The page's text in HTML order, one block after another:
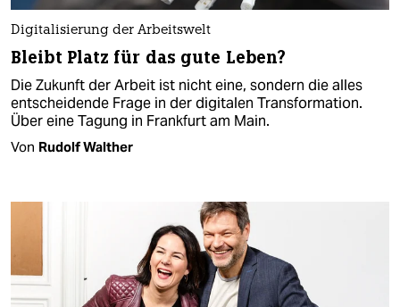
Digitalisierung der Arbeitswelt
Bleibt Platz für das gute Leben?
Die Zukunft der Arbeit ist nicht eine, sondern die alles
entscheidende Frage in der digitalen Transformation.
Über eine Tagung in Frankfurt am Main.
Von Rudolf Walther